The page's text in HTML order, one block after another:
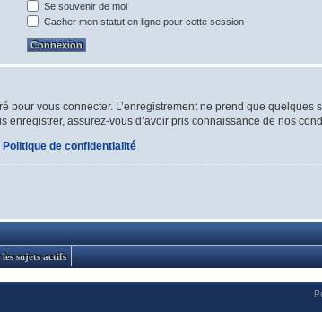
Se souvenir de moi
Cacher mon statut en ligne pour cette session
pour vous connecter. L’enregistrement ne prend que
enregistrer, assurez-vous d’avoir pris connaissance de nos
Politique de confidentialité
sujets actifs